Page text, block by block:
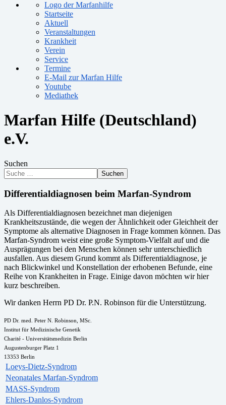
Logo der Marfanhilfe
Startseite
Aktuell
Veranstaltungen
Krankheit
Verein
Service
Termine
E-Mail zur Marfan Hilfe
Youtube
Mediathek
Marfan Hilfe (Deutschland)
e.V.
Suchen
Suchen
Differentialdiagnosen beim Marfan-Syndrom
Als Differentialdiagnosen bezeichnet man diejenigen
Krankheitszustände, die wegen der Ähnlichkeit oder Gleichheit der
Symptome als alternative Diagnosen in Frage kommen können. Das
Marfan-Syndrom weist eine große Symptom-Vielfalt auf und die
Ausprägungen bei den Menschen können sehr unterschiedlich
ausfallen. Aus diesem Grund kommt als Differentialdiagnose, je
nach Blickwinkel und Konstellation der erhobenen Befunde, eine
Reihe von Krankheiten in Frage. Einige davon möchten wir hier
kurz beschreiben.
Wir danken Herrn PD Dr. P.N. Robinson für die Unterstützung.
PD Dr. med. Peter N. Robinson, MSc.
Institut für Medizinische Genetik
Charité - Universitätsmedizin Berlin
Augustenburger Platz 1
13353 Berlin
Loeys-Dietz-Syndrom
Neonatales Marfan-Syndrom
MASS-Syndrom
Ehlers-Danlos-Syndrom